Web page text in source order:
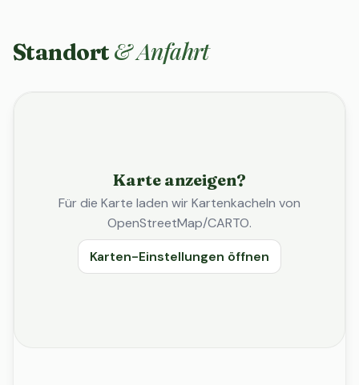
Standort & Anfahrt
Karte anzeigen?
Für die Karte laden wir Kartenkacheln von
OpenStreetMap/CARTO.
Karten-Einstellungen öffnen